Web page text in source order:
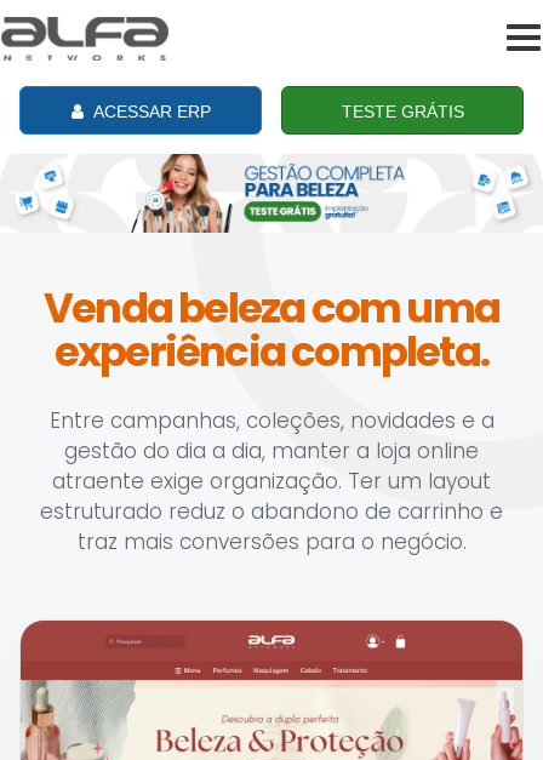
ACESSAR ERP TESTE GRÁTIS
Venda beleza com uma
experiência completa.
Entre campanhas, coleções, novidades e a
gestão do dia a dia, manter a loja online
atraente exige organização. Ter um layout
estruturado reduz o abandono de carrinho e
traz mais conversões para o negócio.